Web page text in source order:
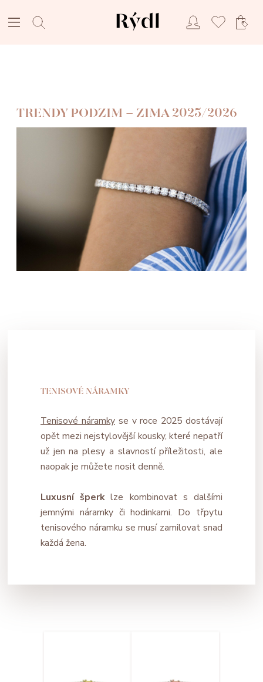
TRENDY PODZIM - ZIMA 2025/2026
TENISOVÉ NÁRAMKY
Tenisové náramkyse v roce 2025 dostávají
opět mezi nejstylovější kousky, které nepatří
už jen na plesy a slavností příležitosti, ale
naopak je můžete nosit denně.
Luxusní šperklze kombinovat s dalšími
jemnými náramky či hodinkami. Do třpytu
tenisového náramku se musí zamilovat snad
každá žena.